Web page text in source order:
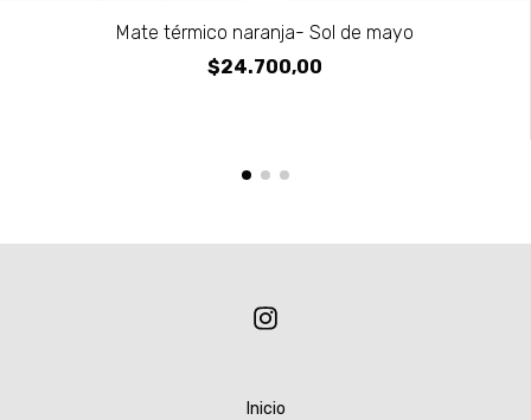
Mate térmico naranja- Sol de mayo
$24.700,00
Inicio